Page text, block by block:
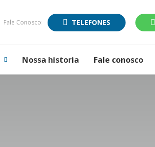
Fale Conosco: TELEFONES
Nossa historia Fale conosco